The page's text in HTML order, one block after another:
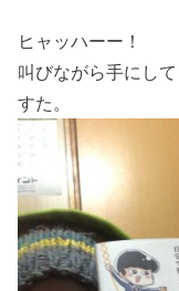
ヒャッハーー！
叫びながら手にし
すた。